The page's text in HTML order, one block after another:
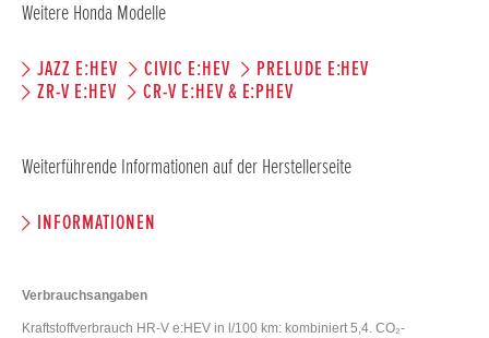
Weitere Honda Modelle
JAZZ E:HEV CIVIC E:HEV
PRELUDE E:HEV
ZR-V E:HEV
CR-V E:HEV & E:PHEV
Weiterführende Informationen auf der Herstellerseite
INFORMATIONEN
Verbrauchsangaben
Kraftstoffverbrauch HR-V e:HEV in l/100 km: kombiniert 5,4. CO₂-